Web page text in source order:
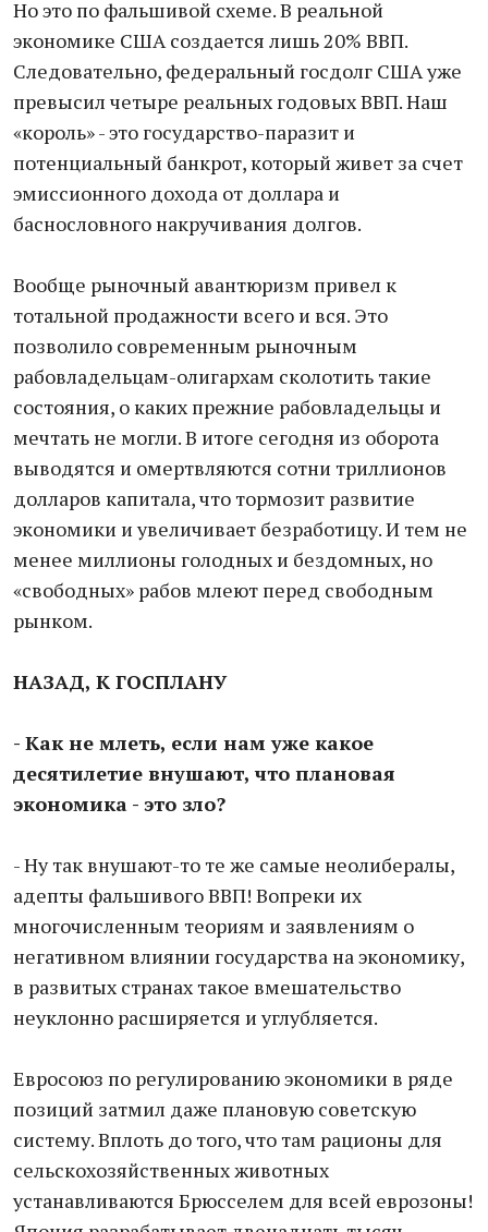
Но это по фальшивой схеме. В реальной
экономике США создается лишь 20% ВВП.
Следовательно, федеральный госдолг США уже
превысил четыре реальных годовых ВВП. Наш
«король» - это государство-паразит и
потенциальный банкрот, который живет за счет
эмиссионного дохода от доллара и
баснословного накручивания долгов.
Вообще рыночный авантюризм привел к
тотальной продажности всего и вся. Это
позволило современным рыночным
рабовладельцам-олигархам сколотить такие
состояния, о каких прежние рабовладельцы и
мечтать не могли. В итоге сегодня из оборота
выводятся и омертвляются сотни триллионов
долларов капитала, что тормозит развитие
экономики и увеличивает безработицу. И тем не
менее миллионы голодных и бездомных, но
«свободных» рабов млеют перед свободным
рынком.
НАЗАД, К ГОСПЛАНУ
- Как не млеть, если нам уже какое
десятилетие внушают, что плановая
экономика - это зло?
- Ну так внушают-то те же самые неолибералы,
адепты фальшивого ВВП! Вопреки их
многочисленным теориям и заявлениям о
негативном влиянии государства на экономику,
в развитых странах такое вмешательство
неуклонно расширяется и углубляется.
Евросоюз по регулированию экономики в ряде
позиций затмил даже плановую советскую
систему. Вплоть до того, что там рационы для
сельскохозяйственных животных
устанавливаются Брюсселем для всей еврозоны!